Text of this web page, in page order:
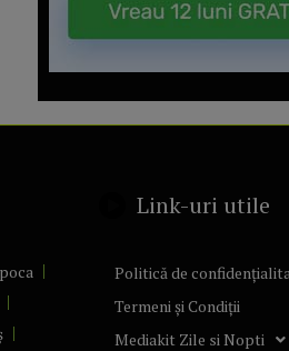
Link-uri utile
Politică de
Termeni și Condiții
Mediakit Zile si Nopti